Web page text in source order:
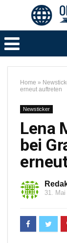
Home »
erneut auftreten
Newsticker
Lena
bei
31. Mai